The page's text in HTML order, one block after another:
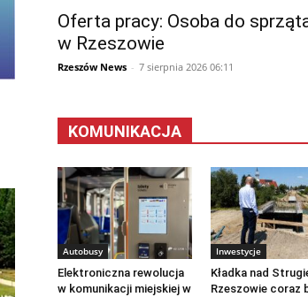
Oferta pracy: Osoba do
w Rzeszowie
Rzeszów News - 7 sierpnia 2026 06:11
KOMUNIKACJA
Autobusy
Elektroniczna rewolucja
w komunikacji miejskiej w
Inwestycje
Kładka nad
Rzeszowie coraz